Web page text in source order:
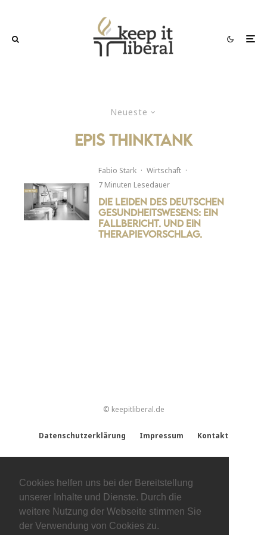
Cookies helfen uns bei der Bereitstellung
unserer Inhalte und Dienste. Durch die
weitere Nutzung der Webseite stimmen Sie
der Verwendung von Cookies zu.
Neueste
epis thinktank
Fabio Stark · Wirtschaft ·
7 Minuten Lesedauer
Die Leiden des deutschen
Gesundheitswesens: ein
Fallbericht. Und ein
Therapievorschlag.
© keepitliberal.de
Datenschutzerklärung Impressum Kontakt